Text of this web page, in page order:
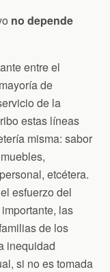
no depende
entre el
de
de la
estas líneas
misma: sabor
etcétera.
esfuerzo del
las
de los
inequidad
si no es tomada